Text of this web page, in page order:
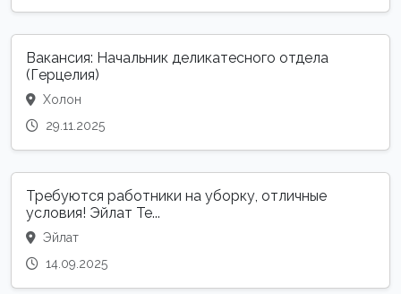
Вакансия: Начальник деликатесного отдела
(Герцелия)
Холон
29.11.2025
Требуются работники на уборку, отличные
условия! Эйлат Те...
Эйлат
14.09.2025